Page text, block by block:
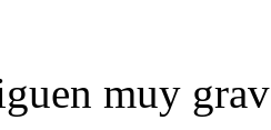
muy